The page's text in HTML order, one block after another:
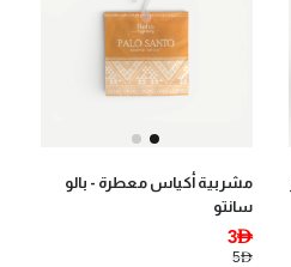
مشربية أكياس معطرة - بالو
سانتو
3AED
5AED